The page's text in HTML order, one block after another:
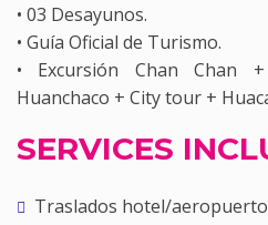
• 03 Desayunos.
• Guía Oficial de Turismo.
• Excursión Chan Chan
Huanchaco + City tour +
SERVICES
Traslados hotel/